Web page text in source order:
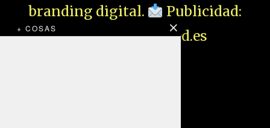
+ COSAS
branding digital.
Publicidad:
direccion@zurired.es